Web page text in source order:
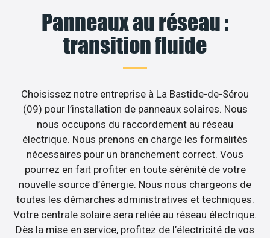
Panneaux au réseau :
transition fluide
Choisissez notre entreprise à La Bastide-de-Sérou
(09) pour l’installation de panneaux solaires. Nous
nous occupons du raccordement au réseau
électrique. Nous prenons en charge les formalités
nécessaires pour un branchement correct. Vous
pourrez en fait profiter en toute sérénité de votre
nouvelle source d’énergie. Nous nous chargeons de
toutes les démarches administratives et techniques.
Votre centrale solaire sera reliée au réseau électrique.
Dès la mise en service, profitez de l’électricité de vos